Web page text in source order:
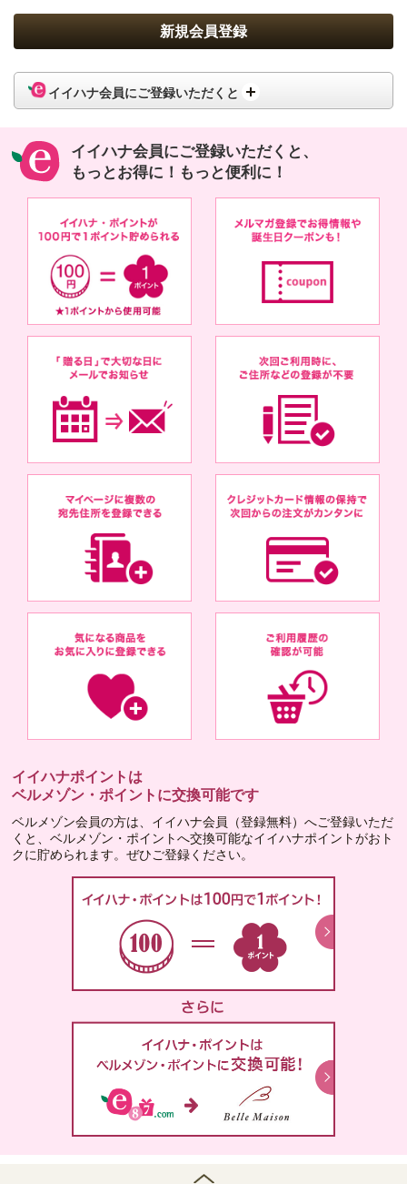
イイハナ会員にご登録いただくと
イイハナ会員にご登録いただくと、
もっとお得に！もっと便利に！
イイハナポイントは
ベルメゾン・ポイントに交換可能です
ベルメゾン会員の方は、イイハナ会員（登録無料）へご登録いただ
くと、ベルメゾン・ポイントへ交換可能なイイハナポイントがおト
クに貯められます。ぜひご登録ください。